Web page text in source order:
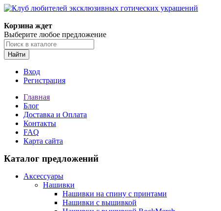
Корзина ждет
Выберите любое предложение
Найти
Вход
Регистрация
Главная
Блог
Доставка и Оплата
Контакты
FAQ
Карта сайта
Каталог предложений
Аксессуары
Нашивки
Нашивки на спину с принтами
Нашивки с вышивкой